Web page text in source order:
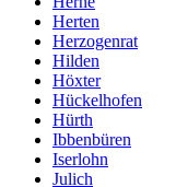
Herten
Herzogenrat
Hilden
Höxter
Hückelhofen
Hürth
Ibbenbüren
Iserlohn
Julich